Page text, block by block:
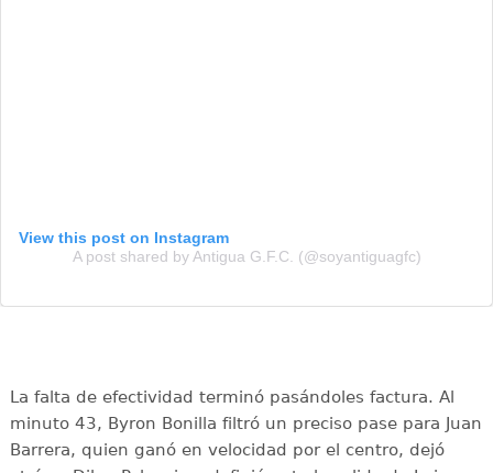
View this post on Instagram
A post shared by Antigua G.F.C. (@soyantiguagfc)
La falta de efectividad terminó pasándoles factura. Al
minuto 43, Byron Bonilla filtró un preciso pase para Juan
Barrera, quien ganó en velocidad por el centro, dejó